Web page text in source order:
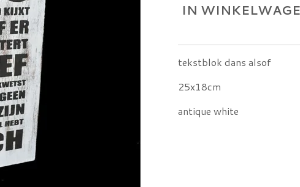
IN
tekstblok dans alsof
25x18cm
antique white